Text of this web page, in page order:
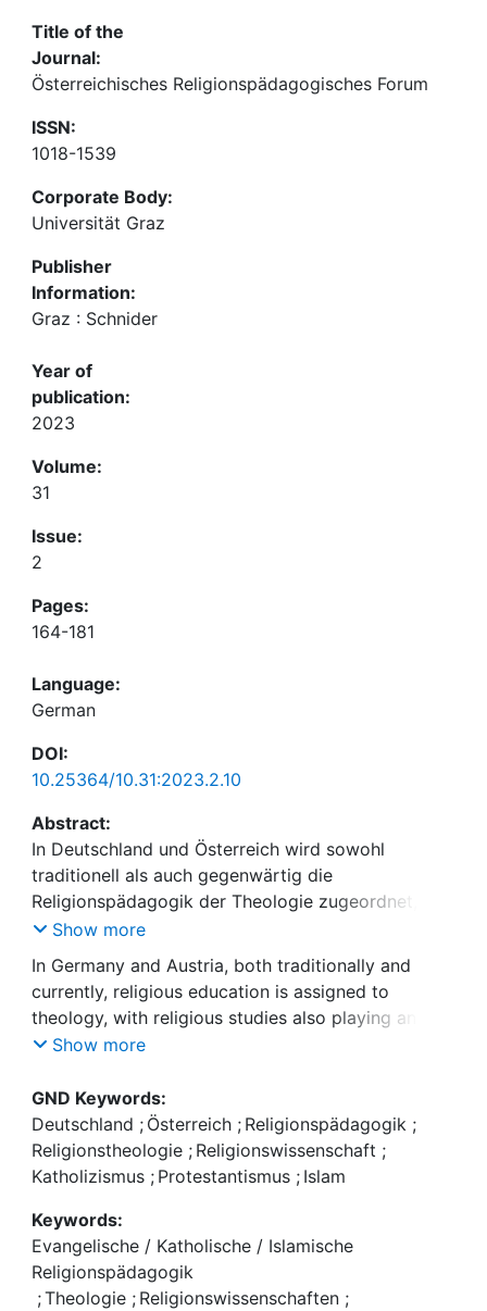
Title of the
Journal:
Österreichisches Religionspädagogisches Forum
ISSN:
1018-1539
Corporate Body:
Universität Graz
Publisher
Information:
Graz : Schnider
Year of
publication:
2023
Volume:
31
Issue:
2
Pages:
164-181
Language:
German
DOI:
10.25364/10.31:2023.2.10
Abstract:
In Deutschland und Österreich wird sowohl
traditionell als auch gegenwärtig die
Religionspädagogik der Theologie zugeordnet,
wobei auch die Religionswissen-schaft als
Bezugsgröße eine zunehmend wichtige Rolle spielt.
In dem folgenden Beitrag wird unter Rückgriff auf
die Komparative Theologie der Zusammenhang der
drei Disziplinen aus einer trialogischen
(evangelischen, katholischen, islami-schen)
Show more
In Germany and Austria, both traditionally and
currently, religious education is assigned to
theology, with religious studies also playing an
increasingly import-ant role as a reference point. In
theology, the interrelation of the three disciplines is
discussed and examined in more detail from a
trialogical (Protestant, Catholic, Islamic)
perspective.
Show more
GND Keywords:
Deutschland ; Österreich ; Religionspädagogik ;
Religionstheologie ; Religionswissenschaft ;
Katholizismus ; Protestantismus ; Islam
Keywords:
Evangelische / Katholische / Islamische
Religionspädagogik
;Theologie ; Religionswissenschaften ;